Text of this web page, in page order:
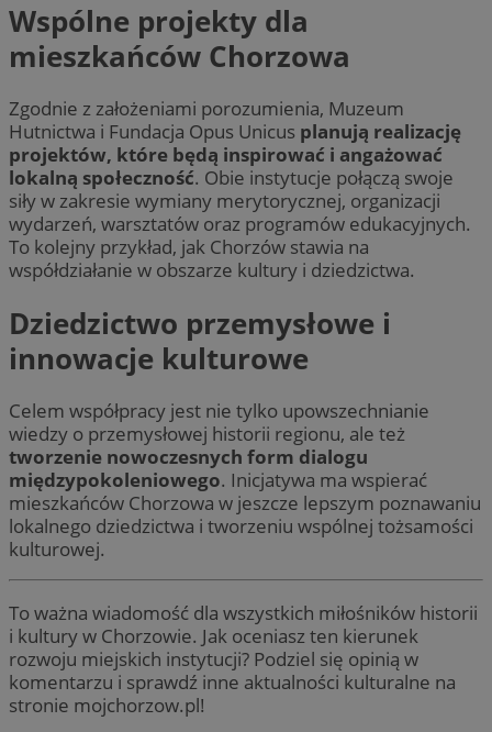
Wspólne projekty dla
mieszkańców Chorzowa
Zgodnie z założeniami porozumienia, Muzeum
Hutnictwa i Fundacja Opus Unicus planują realizację
projektów, które będą inspirować i angażować
lokalną społeczność. Obie instytucje połączą swoje
siły w zakresie wymiany merytorycznej, organizacji
wydarzeń, warsztatów oraz programów edukacyjnych.
To kolejny przykład, jak Chorzów stawia na
współdziałanie w obszarze kultury i dziedzictwa.
Dziedzictwo przemysłowe i
innowacje kulturowe
Celem współpracy jest nie tylko upowszechnianie
wiedzy o przemysłowej historii regionu, ale też
tworzenie nowoczesnych form dialogu
międzypokoleniowego. Inicjatywa ma wspierać
mieszkańców Chorzowa w jeszcze lepszym poznawaniu
lokalnego dziedzictwa i tworzeniu wspólnej tożsamości
kulturowej.
To ważna wiadomość dla wszystkich miłośników historii
i kultury w Chorzowie. Jak oceniasz ten kierunek
rozwoju miejskich instytucji? Podziel się opinią w
komentarzu i sprawdź inne aktualności kulturalne na
stronie mojchorzow.pl!